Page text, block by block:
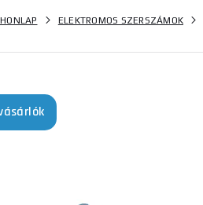
HONLAP ELEKTROMOS SZERSZÁMOK